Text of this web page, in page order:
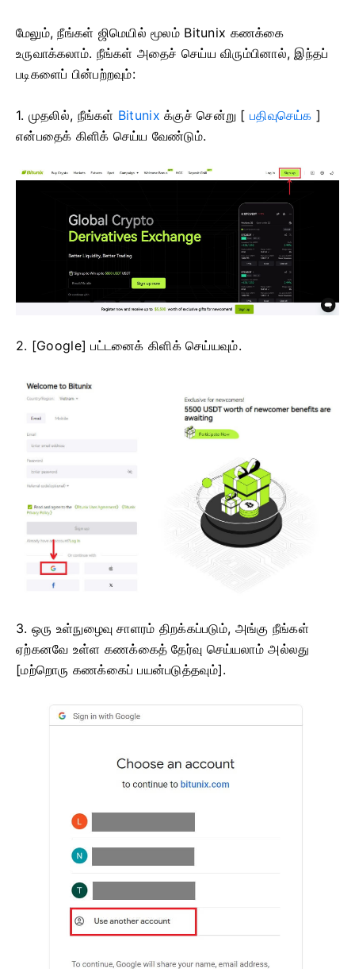
மேலும், நீங்கள் ஜிமெயில் மூலம் Bitunix கணக்கை
உருவாக்கலாம். நீங்கள் அதைச் செய்ய விரும்பினால், இந்தப்
படிகளைப் பின்பற்றவும்:
1. முதலில், நீங்கள் Bitunix க்குச் சென்று [ பதிவுசெய்க ]
என்பதைக் கிளிக் செய்ய வேண்டும்.
2. [Google] பட்டனைக் கிளிக் செய்யவும்.
3. ஒரு உள்நுழைவு சாளரம் திறக்கப்படும், அங்கு நீங்கள்
ஏற்கனவே உள்ள கணக்கைத் தேர்வு செய்யலாம் அல்லது
[மற்றொரு கணக்கைப் பயன்படுத்தவும்].